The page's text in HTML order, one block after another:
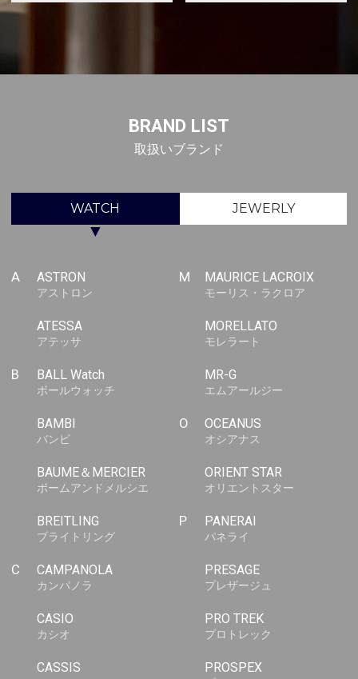
BRAND LIST
取扱いブランド
WATCH JEWERLY
▼
A ASTRON
アストロン
ATESSA
アテッサ
B BALL Watch
ボールウォッチ
BAMBI
バンビ
BAUME＆MERCIER
ボームアンドメルシエ
BREITLING
ブライトリング
C CAMPANOLA
カンパノラ
CASIO
カシオ
CASSIS
M MAURICE LACROIX
モーリス・ラクロア
MORELLATO
モレラート
MR-G
エムアールジー
O OCEANUS
オシアナス
ORIENT STAR
オリエントスター
P PANERAI
パネライ
PRESAGE
プレザージュ
PRO TREK
プロトレック
PROSPEX